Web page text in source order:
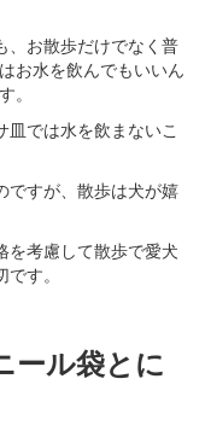
、お散歩だけでなく普
お水を飲んでもいいん
。
では水を飲まないこ
ですが、散歩は犬が嬉
を考慮して散歩で愛犬
す。
ール袋とに